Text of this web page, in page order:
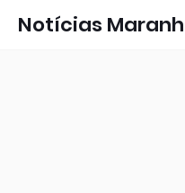
Notícias